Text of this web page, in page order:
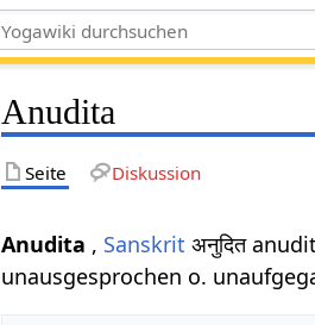
Anudita
Seite Diskussion
Anudita , Sanskrit अनुदित
unausgesprochen o.